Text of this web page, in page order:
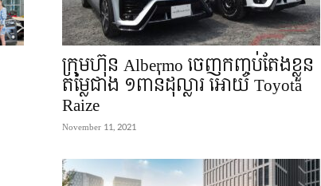
ក្រុមហ៊ុន Albermo ចេញកញ្ចប់តែងខ្លួន
តម្លៃជាង ១ពាន់ដុល្លារ អោយ Toyota
Raize
November 11, 2021